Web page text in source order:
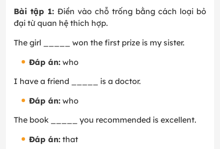
Bài tập 1: Điền vào chỗ trống bằng cách loại bỏ
đại từ quan hệ thích hợp.
The girl _____ won the first prize is my sister.
Đáp án: who
I have a friend _____ is a doctor.
Đáp án: who
The book _____ you recommended is excellent.
Đáp án: that